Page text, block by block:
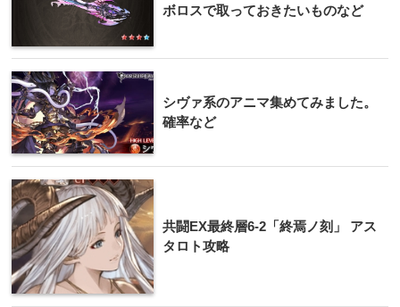
ボロスで取っておきたいものなど
シヴァ系のアニマ集めてみました。
確率など
共闘EX最終層6-2「終焉ノ刻」 アス
タロト攻略